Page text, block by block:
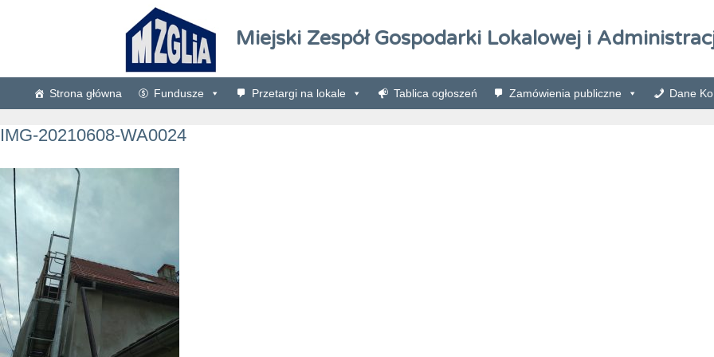
Miejski Zespół Gospodarki Lokalowej i
Strona główna Fundusze Przetargi na lokale Tablica ogłoszeń Zamówienia publiczne Dane
IMG-20210608-WA0024